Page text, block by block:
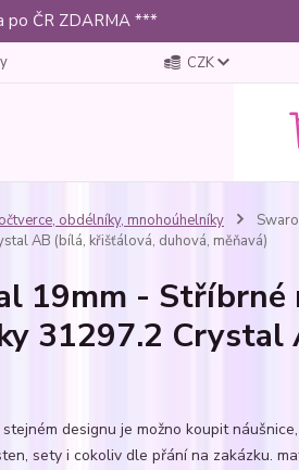
po ČR ZDARMA ***
CZK
obdélníky, mnohoúhelníky
AB (bílá, křišťálová, duhová, měňavá)
19mm - Stříbrné
31297.2 Crystal
designu je možno koupit
sety i cokoliv dle přání na zakázku.